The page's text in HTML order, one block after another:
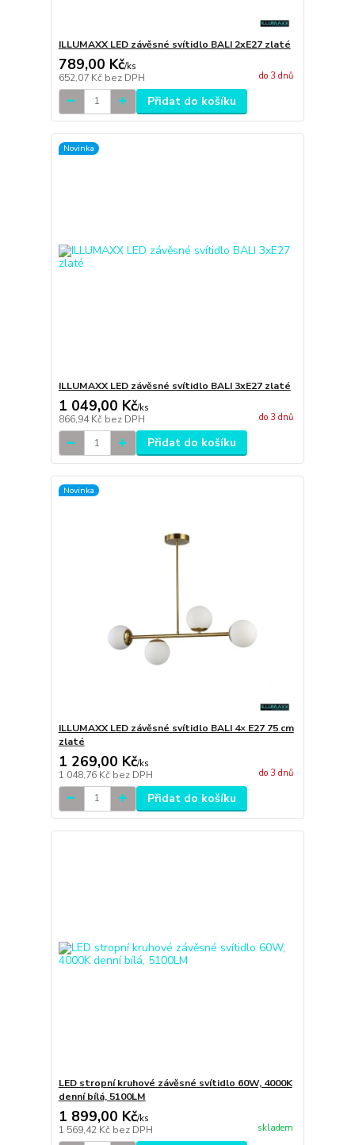
ILLUMAXX LED závěsné svítidlo BALI 2xE27 zlaté
789,00 Kč/ks
652,07 Kč bez DPH do 3 dnů
Přidat do košíku
Novinka
ILLUMAXX LED závěsné svítidlo BALI 3xE27 zlaté
1 049,00 Kč/ks
866,94 Kč bez DPH do 3 dnů
Přidat do košíku
Novinka
ILLUMAXX LED závěsné svítidlo BALI 4× E27 75 cm
zlaté
1 269,00 Kč/ks
1 048,76 Kč bez DPH do 3 dnů
Přidat do košíku
LED stropní kruhové závěsné svítidlo 60W, 4000K
denní bílá, 5100LM
1 899,00 Kč/ks
1 569,42 Kč bez DPH skladem